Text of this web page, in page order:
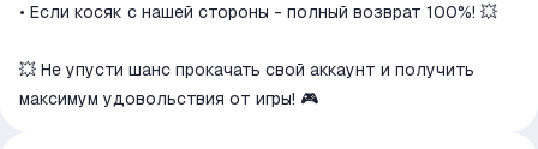
• Если косяк с нашей стороны - полный возврат 100%! 💥
💥 Не упусти шанс прокачать свой аккаунт и получить
максимум удовольствия от игры! 🎮